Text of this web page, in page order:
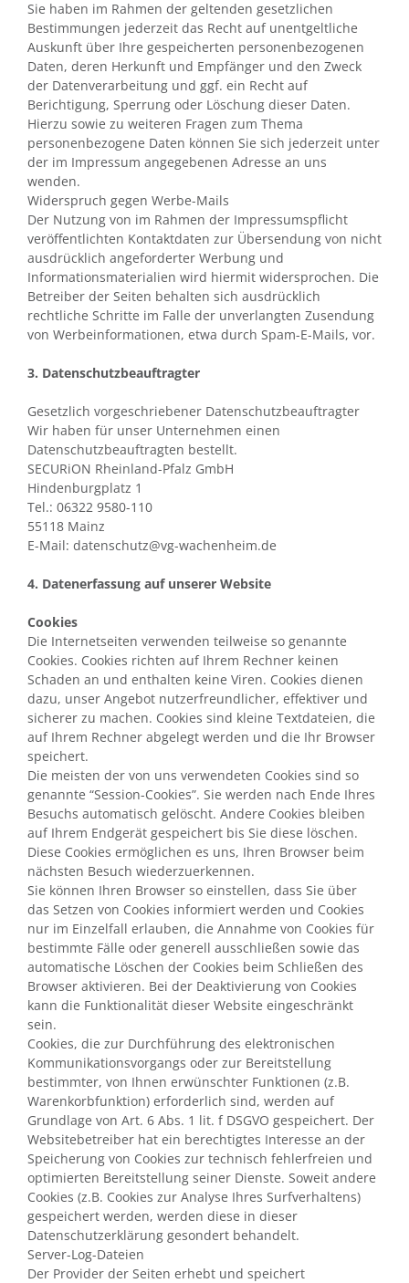
Sie haben im Rahmen der geltenden gesetzlichen
Bestimmungen jederzeit das Recht auf unentgeltliche
Auskunft über Ihre gespeicherten personenbezogenen
Daten, deren Herkunft und Empfänger und den Zweck
der Datenverarbeitung und ggf. ein Recht auf
Berichtigung, Sperrung oder Löschung dieser Daten.
Hierzu sowie zu weiteren Fragen zum Thema
personenbezogene Daten können Sie sich jederzeit unter
der im Impressum angegebenen Adresse an uns
wenden.
Widerspruch gegen Werbe-Mails
Der Nutzung von im Rahmen der Impressumspflicht
veröffentlichten Kontaktdaten zur Übersendung von nicht
ausdrücklich angeforderter Werbung und
Informationsmaterialien wird hiermit widersprochen. Die
Betreiber der Seiten behalten sich ausdrücklich
rechtliche Schritte im Falle der unverlangten Zusendung
von Werbeinformationen, etwa durch Spam-E-Mails, vor.
3. Datenschutzbeauftragter
Gesetzlich vorgeschriebener Datenschutzbeauftragter
Wir haben für unser Unternehmen einen
Datenschutzbeauftragten bestellt.
SECURiON Rheinland-Pfalz GmbH
Hindenburgplatz 1
Tel.: 06322 9580-110
55118 Mainz
E-Mail: datenschutz@vg-wachenheim.de
4. Datenerfassung auf unserer Website
Cookies
Die Internetseiten verwenden teilweise so genannte
Cookies. Cookies richten auf Ihrem Rechner keinen
Schaden an und enthalten keine Viren. Cookies dienen
dazu, unser Angebot nutzerfreundlicher, effektiver und
sicherer zu machen. Cookies sind kleine Textdateien, die
auf Ihrem Rechner abgelegt werden und die Ihr Browser
speichert.
Die meisten der von uns verwendeten Cookies sind so
genannte “Session-Cookies”. Sie werden nach Ende Ihres
Besuchs automatisch gelöscht. Andere Cookies bleiben
auf Ihrem Endgerät gespeichert bis Sie diese löschen.
Diese Cookies ermöglichen es uns, Ihren Browser beim
nächsten Besuch wiederzuerkennen.
Sie können Ihren Browser so einstellen, dass Sie über
das Setzen von Cookies informiert werden und Cookies
nur im Einzelfall erlauben, die Annahme von Cookies für
bestimmte Fälle oder generell ausschließen sowie das
automatische Löschen der Cookies beim Schließen des
Browser aktivieren. Bei der Deaktivierung von Cookies
kann die Funktionalität dieser Website eingeschränkt
sein.
Cookies, die zur Durchführung des elektronischen
Kommunikationsvorgangs oder zur Bereitstellung
bestimmter, von Ihnen erwünschter Funktionen (z.B.
Warenkorbfunktion) erforderlich sind, werden auf
Grundlage von Art. 6 Abs. 1 lit. f DSGVO gespeichert. Der
Websitebetreiber hat ein berechtigtes Interesse an der
Speicherung von Cookies zur technisch fehlerfreien und
optimierten Bereitstellung seiner Dienste. Soweit andere
Cookies (z.B. Cookies zur Analyse Ihres Surfverhaltens)
gespeichert werden, werden diese in dieser
Datenschutzerklärung gesondert behandelt.
Server-Log-Dateien
Der Provider der Seiten erhebt und speichert